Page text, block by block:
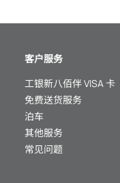
客户服务
工银新八佰伴 VISA 卡
免费送货服务
泊车
其他服务
常见问题